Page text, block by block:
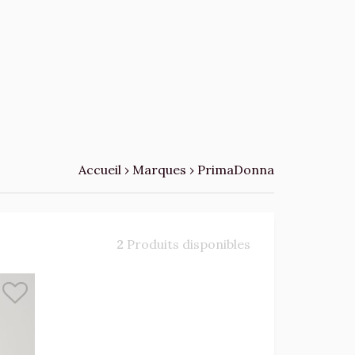
Accueil › Marques › PrimaDonna
2 Produits disponibles